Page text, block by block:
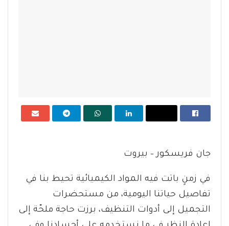
جان فريسكور – بيروت
في زمنٍ باتت فيه المواد الكيميائية تحيط بنا في
تفاصيل حياتنا اليومية، من مستحضرات
التجميل إلى أدوات التنظيف، برزت حاجة ملحّة إلى